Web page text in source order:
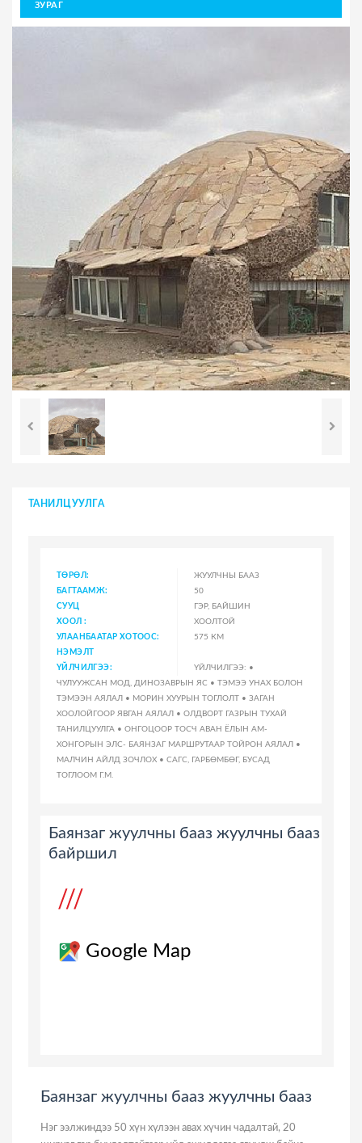
ЗУРАГ
ТАНИЛЦУУЛГА
ТӨРӨЛ:
ЖУУЛЧНЫ БААЗ
БАГТААМЖ:
50
СУУЦ
ГЭР, БАЙШИН
ХООЛ :
ХООЛТОЙ
УЛААНБААТАР ХОТООС:
575 КМ
НЭМЭЛТ
ҮЙЛЧИЛГЭЭ:
ҮЙЛЧИЛГЭЭ: •
ЧУЛУУЖСАН МОД, ДИНОЗАВРЫН ЯС • ТЭМЭЭ УНАХ БОЛОН
ТЭМЭЭН АЯЛАЛ • МОРИН ХУУРЫН ТОГЛОЛТ • ЗАГАН
ХООЛОЙГООР ЯВГАН АЯЛАЛ • ОЛДВОРТ ГАЗРЫН ТУХАЙ
ТАНИЛЦУУЛГА • ОНГОЦООР ТОСЧ АВАН ЁЛЫН АМ-
ХОНГОРЫН ЭЛС- БАЯНЗАГ МАРШРУТААР ТОЙРОН АЯЛАЛ •
МАЛЧИН АЙЛД ЗОЧЛОХ • САГС, ГАРБӨМБӨГ, БУСАД
ТОГЛООМ Г.М.
Баянзаг жуулчны бааз жуулчны бааз
байршил
Google Map
Баянзаг жуулчны бааз жуулчны бааз
Нэг ээлжиндээ 50 хүн хүлээн авах хүчин чадалтай, 20